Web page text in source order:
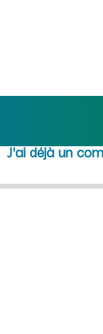
J'ai déjà un